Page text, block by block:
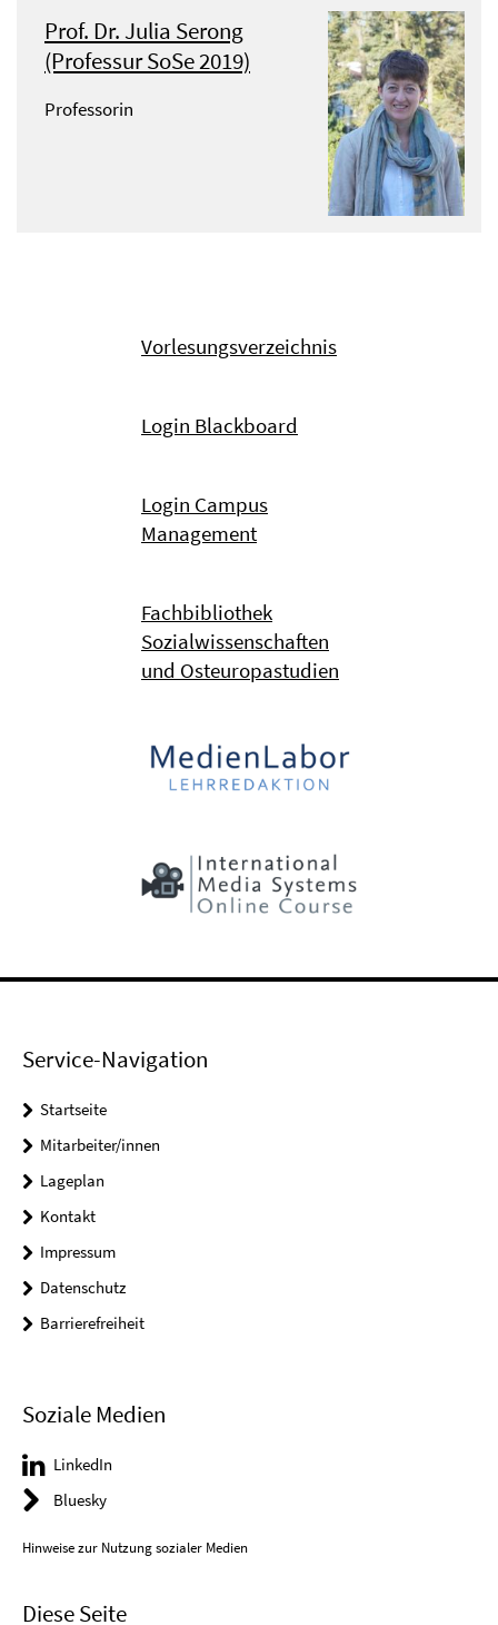
Prof. Dr. Julia Serong
(Professur SoSe 2019)
Professorin
Vorlesungsverzeichnis
Login Blackboard
Login Campus
Management
Fachbibliothek
Sozialwissenschaften
und Osteuropastudien
Service-Navigation
Startseite
Mitarbeiter/innen
Lageplan
Kontakt
Impressum
Datenschutz
Barrierefreiheit
Soziale Medien
LinkedIn
Bluesky
Hinweise zur Nutzung sozialer Medien
Diese Seite